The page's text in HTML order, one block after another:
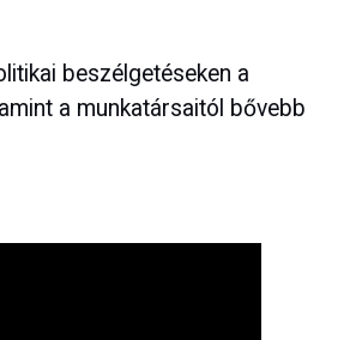
beszélgetéseken a
a munkatársaitól bővebb